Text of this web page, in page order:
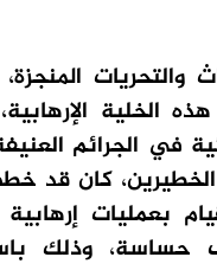
والتحريات
الخلية
في الجرائم
كان قد
بعمليات
حساسة، وذلك